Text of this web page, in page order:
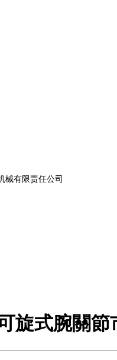
械有限责任公司
旋式腕關